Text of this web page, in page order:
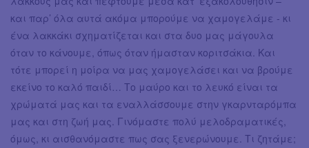
και παρ’ όλα αυτά ακόμα μπορούμε να χαμογελάμε - κι
ένα λακκάκι σχηματίζεται και στα δυο μας μάγουλα
όταν το κάνουμε, όπως όταν ήμασταν κοριτσάκια. Και
τότε μπορεί η μοίρα να μας χαμογελάσει και να βρούμε
εκείνο το καλό παιδί… Το μαύρο και το λευκό είναι τα
χρώματά μας και τα εναλλάσσουμε στην γκαρνταρόμπα
μας και στη ζωή μας. Γινόμαστε πολύ μελοδραματικές,
όμως, κι αισθανόμαστε πως σας ξενερώνουμε. Τι ζητάμε;